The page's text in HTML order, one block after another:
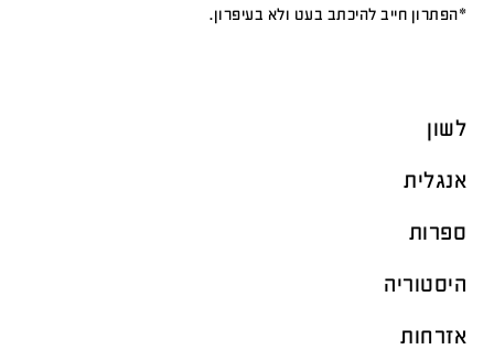
*הפתרון חייב להיכתב בעט ולא בעיפרון.
לשון
אנגלית
ספרות
היסטוריה
אזרחות